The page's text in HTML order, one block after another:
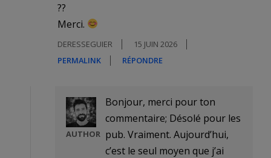
??
Merci.
DERESSEGUIER
15 JUIN 2026
PERMALINK
RÉPONDRE
AUTHOR
Bonjour, merci pour ton
commentaire; Désolé pour les
pub. Vraiment. Aujourd’hui,
c’est le seul moyen que j’ai